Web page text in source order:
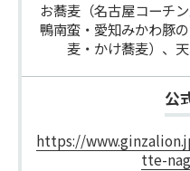
お蕎麦（名古屋コーチ
鴨南蛮・愛知みかわ豚
公
https://
tte-